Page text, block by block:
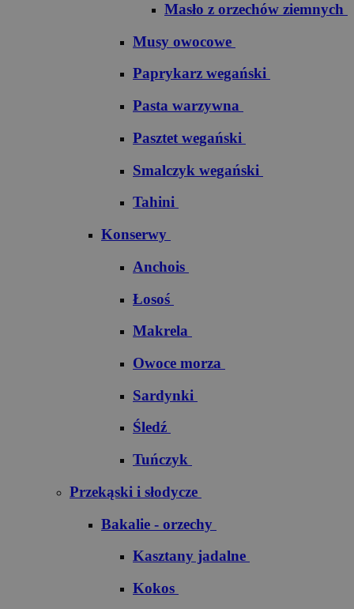
Masło z orzechów ziemnych
Musy owocowe
Paprykarz wegański
Pasta warzywna
Pasztet wegański
Smalczyk wegański
Tahini
Konserwy
Anchois
Łosoś
Makrela
Owoce morza
Sardynki
Śledź
Tuńczyk
Przekąski i słodycze
Bakalie - orzechy
Kasztany jadalne
Kokos